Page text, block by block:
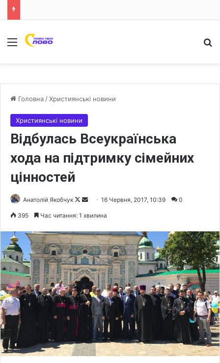
Меню
Головна /Християнські новини
Християнські новини
Відбулась Всеукраїнська
хода на підтримку сімейних
цінностей
Анатолій Якобчук
F
l
o
w
o
X
d
a
n
e
m
a
i
l
16 Червня, 2017, 10:39 0
395 Час читання: 1 хвилина